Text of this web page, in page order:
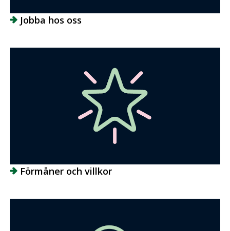
Jobba hos oss
Förmåner och villkor